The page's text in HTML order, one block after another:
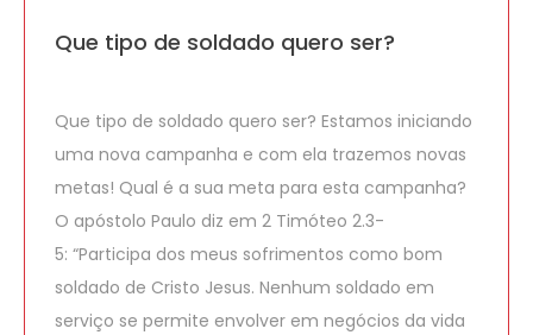
Que tipo de soldado quero ser?
Que tipo de soldado quero ser? Estamos iniciando
uma nova campanha e com ela trazemos novas
metas! Qual é a sua meta para esta campanha?
O apóstolo Paulo diz em 2 Timóteo 2.3-
5: “Participa dos meus sofrimentos como bom
soldado de Cristo Jesus. Nenhum soldado em
serviço se permite envolver em negócios da vida